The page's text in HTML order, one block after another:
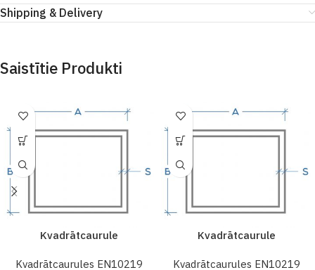
Shipping & Delivery
Saistītie Produkti
Kvadrātcaurule
Kvadrātcaurules EN10219
Kvadrātcaurule
Kvadrātcaurules EN10219